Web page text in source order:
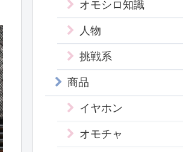
オモシロ知識
人物
挑戦系
商品
イヤホン
オモチャ